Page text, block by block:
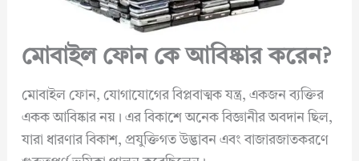
মোবাইল ফোন কে আবিষ্কার করেন?
মোবাইল ফোন, যোগাযোগের বিপ্লবাত্মক যন্ত্র, একজন ব্যক্তির
একক আবিষ্কার নয়। এর বিকাশে অনেক বিজ্ঞানীর অবদান ছিল,
যারা ধারণার বিকাশ, প্রযুক্তিগত উদ্ভাবন এবং বাজারজাতকরণে